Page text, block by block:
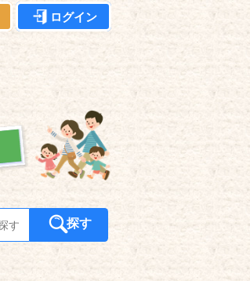
ログイン
探す